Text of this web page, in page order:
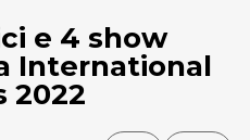
e 4 show
International
2022